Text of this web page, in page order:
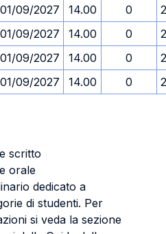
01/09/2027 14.00 0
01/09/2027 14.00 0
01/09/2027 14.00 0
01/09/2027 14.00 0
scritto
orale
dedicato a
di studenti. Per
si veda la sezione